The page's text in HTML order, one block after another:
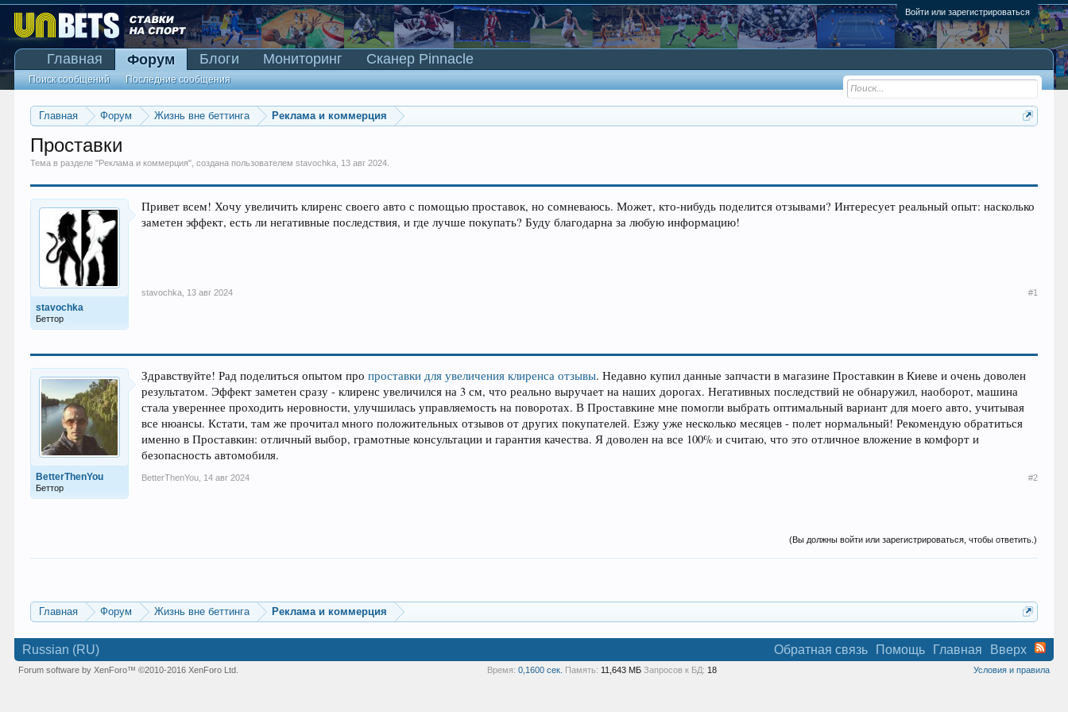
Войти или зарегистрироваться
Главная Форум Жизнь вне беттинга Реклама и коммерция
Проставки
Тема в разделе "Реклама и коммерция", создана пользователемstavochka 13 авг 2024
stavochka
Беттор
Привет всем! Хочу увеличить клиренс своего авто с помощью проставок, но сомневаюсь. Может, кто-нибудь поделится отзывами? Интересует реальный опыт: насколько
заметен эффект, есть ли негативные последствия, и где лучше покупать? Буду благодарна за любую информацию!
stavochka 13 авг 2024 #1
BetterThenYou
Беттор
Здравствуйте! Рад поделиться опытом пропроставки для увеличения клиренса отзывы. Недавно купил данные запчасти в магазине Проставкин в Киеве и очень доволен
результатом. Эффект заметен сразу - клиренс увеличился на 3 см, что реально выручает на наших дорогах. Негативных последствий не обнаружил, наоборот, машина
стала увереннее проходить неровности, улучшилась управляемость на поворотах. В Проставкине мне помогли выбрать оптимальный вариант для моего авто, учитывая
все нюансы. Кстати, там же прочитал много положительных отзывов от других покупателей. Езжу уже несколько месяцев - полет нормальный! Рекомендую обратиться
именно в Проставкин: отличный выбор, грамотные консультации и гарантия качества. Я доволен на все 100% и считаю, что это отличное вложение в комфорт и
безопасность автомобиля.
BetterThenYou 14 авг 2024 #2
(Вы должны войти или зарегистрироваться, чтобы ответить.)
Главная Форум Жизнь вне беттинга Реклама и коммерция
Главная Форум
Поиск сообщений Последние сообщения
Блоги Мониторинг Сканер Pinnacle
Russian (RU) Обратная связь Помощь Главная Вверх
Условия и правила
Forum software by XenForo™©2010-2016 XenForo Ltd. Время: 0,1600 сек. Память: 11,643 МБ Запросов к БД: 18